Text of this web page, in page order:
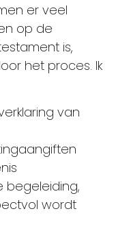
er veel
op de
is,
het proces. Ik
van
begeleiding,
wordt